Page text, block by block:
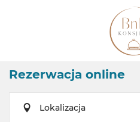
Rezerwacja online
Lokalizacja